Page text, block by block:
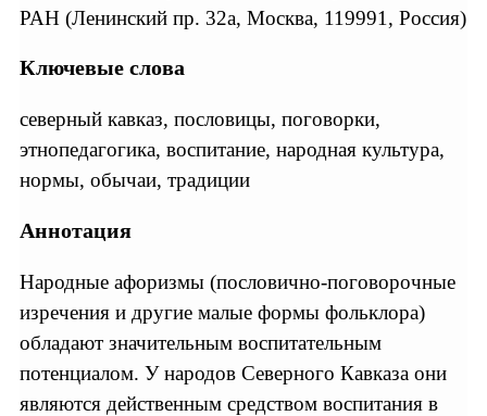
РАН (Ленинский пр. 32а, Москва, 119991, Россия)
Ключевые слова
северный кавказ, пословицы, поговорки,
этнопедагогика, воспитание, народная культура,
нормы, обычаи, традиции
Аннотация
Народные афоризмы (пословично-поговорочные
изречения и другие малые формы фольклора)
обладают значительным воспитательным
потенциалом. У народов Северного Кавказа они
являются действенным средством воспитания в